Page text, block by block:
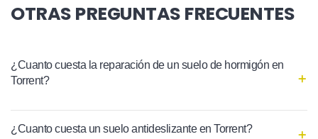
OTRAS PREGUNTAS FRECUENTES
¿Cuanto cuesta la reparación de un suelo de hormigón en
Torrent?
¿Cuanto cuesta un suelo antideslizante en Torrent?